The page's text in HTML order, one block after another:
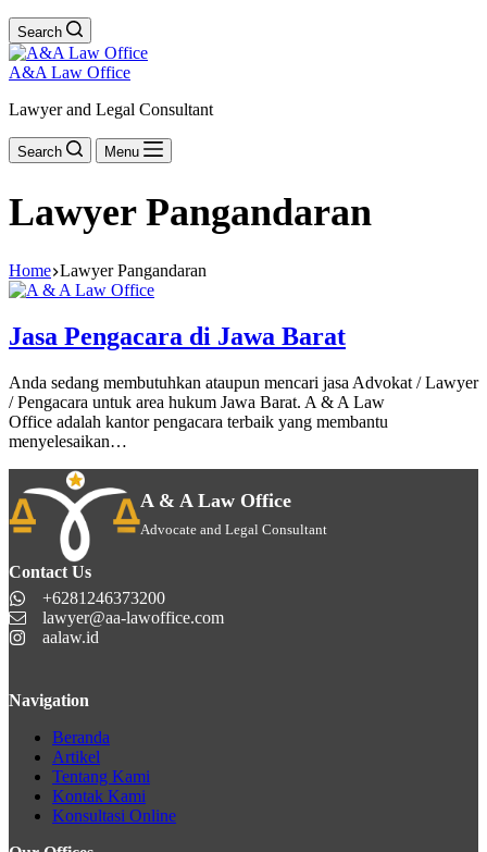
Search
A&A Law Office
Lawyer and Legal Consultant
Search Menu
Lawyer Pangandaran
Home Lawyer Pangandaran
Jasa Pengacara di Jawa Barat
Anda sedang membutuhkan ataupun mencari jasa Advokat / Lawyer
/ Pengacara untuk area hukum Jawa Barat. A & A Law
Office adalah kantor pengacara terbaik yang membantu
menyelesaikan…
A & A Law Office
Advocate and Legal Consultant
Contact Us
+6281246373200
lawyer@aa-lawoffice.com
aalaw.id
Navigation
Beranda
Artikel
Tentang Kami
Kontak Kami
Konsultasi Online